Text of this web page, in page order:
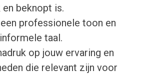
en beknopt is.
professionele toon en
taal.
op jouw ervaring en
die relevant zijn voor